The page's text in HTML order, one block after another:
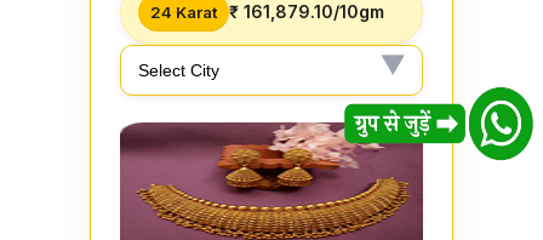
24 Karat ₹ 161,879.10/10gm